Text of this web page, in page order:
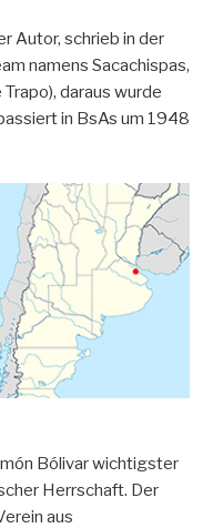
Autor, schrieb in der
namens Sacachispas,
daraus wurde
in BsAs um 1948
Bólivar wichtigster
Herrschaft. Der
aus